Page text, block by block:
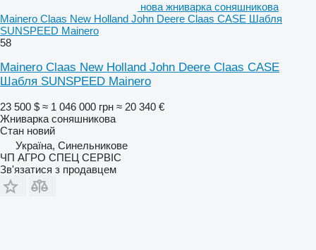
нова жниварка соняшникова
Mainero Claas New Holland John Deere Claas CASE Шабля
SUNSPEED Mainero
58
Mainero Claas New Holland John Deere Claas CASE
Шабля SUNSPEED Mainero
23 500 $ ≈ 1 046 000 грн ≈ 20 340 €
Жниварка соняшникова
Стан новий
Україна, Синельникове
ЧП АГРО СПЕЦ СЕРВІС
Зв'язатися з продавцем